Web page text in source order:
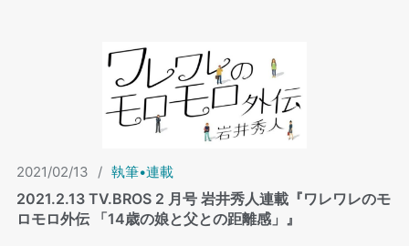
2021/02/13 / 執筆•連載
2021.2.13 TV.BROS 2 ⽉号 岩井秀⼈連載『ワレワレのモ
ロモロ外伝 「14歳の娘と父との距離感」』